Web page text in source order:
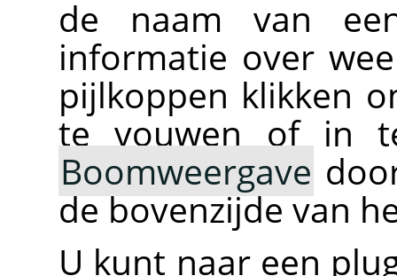
de naam van
informatie over
pijlkoppen klikken
te vouwen of in
Boomweergave
de bovenzijde van
U kunt naar een